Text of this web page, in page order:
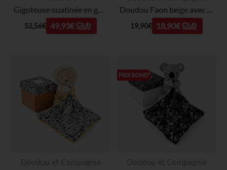
Gigoteuse ouatinée en gaze 0-6M TOG 2 + doudou mouchoir pétale
52,56€ 49,93€
Doudou Faon beige avec mouchoir Boh'Aime 12cm
19,90€ 18,90€
PRIX ROND*